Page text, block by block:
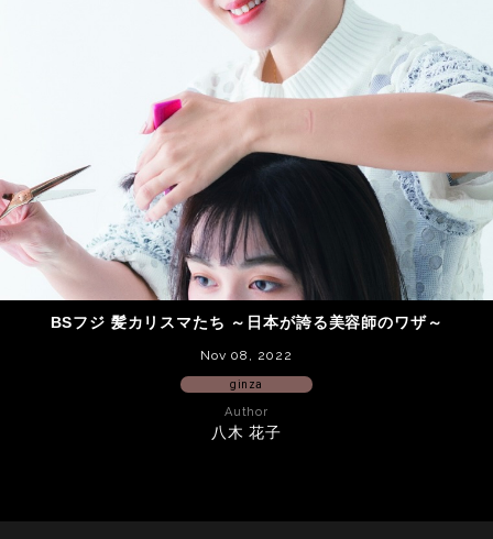
BSフジ 髪カリスマたち ～日本が誇る美容師のワザ～
Nov 08, 2022
ginza
Author
八木 花子